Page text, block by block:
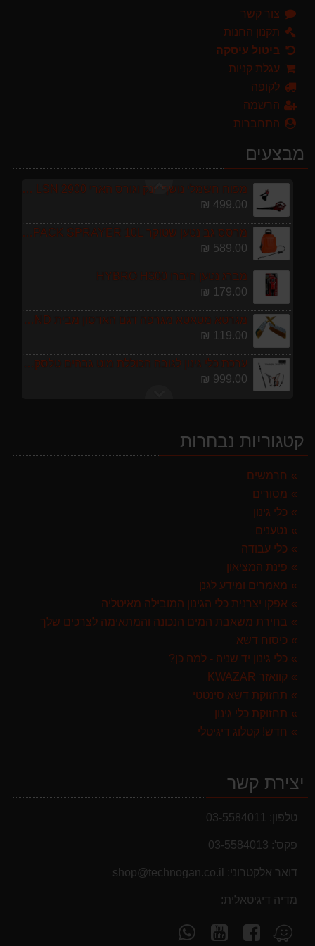
צור קשר
תקנון החנות
ביטול עיסקה
עגלת קניות
לקופה
הרשמה
התחברות
מבצעים
מברג נטען היברו HYBRO H300
179.00 ₪
119.00 ₪
299.00 ₪
מפוח חשמלי נושף יונק וגורס הארי HARRY LSN 2900
499.00 ₪
מרסס גב נטען שטוקר STOCKER BACKPACK SPRAYER 10L איטליה
589.00 ₪
מברג נטען היברו HYBRO H300
179.00 ₪
מגרטא מטאטא מגרפה דגם האדסון מבית GARLAND ספרד
119.00 ₪
ערכת כלי גינון לגובה הכוללת מוט גבהים טלסקופי 5 מטר, מסור, תוכי ומספרי גבהים גדר חי גרלנד GARLAND באנדל האדסון
999.00 ₪
179.00 ₪
119.00 ₪
999.00 ₪
קטגוריות נבחרות
חרמשים
מסורים
כלי גינון
נטענים
כלי עבודה
פינת המציאון
מאמרים ומידע לגנן
אפקו יצרנית כלי הגינון המובילה מאיטליה
בחירת משאבת המים הנכונה והמתאימה לצרכים שלך
כיסוח דשא
כלי גינון יד שניה - למה כן?
קוואזר KWAZAR
תחזוקת דשא סינטטי
תחזוקת כלי גינון
חדש! קטלוג דיגיטלי
יצירת קשר
טלפון: 03-5584011
פקס': 03-5584013
דואר אלקטרוני: shop@technogan.co.il
מדיה דיגיטאלית:
מצא
אותנו
עקוב
אחרינו
עקוב
אחרינו
מבצעים והנחות